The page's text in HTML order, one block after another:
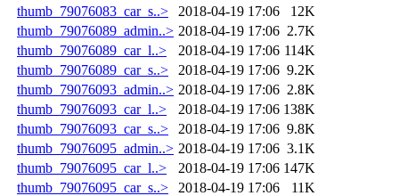
thumb_79076083_car_s..>
2018-04-19 17:06
12K
thumb_79076089_admin..> 2018-04-19 17:06 2.7K
thumb_79076089_car_l..>
2018-04-19 17:06 114K
thumb_79076089_car_s..>
2018-04-19 17:06 9.2K
thumb_79076093_admin..> 2018-04-19 17:06 2.8K
thumb_79076093_car_l..>
2018-04-19 17:06 138K
thumb_79076093_car_s..>
2018-04-19 17:06 9.8K
thumb_79076095_admin..> 2018-04-19 17:06 3.1K
thumb_79076095_car_l..>
2018-04-19 17:06 147K
thumb_79076095_car_s..>
2018-04-19 17:06
11K